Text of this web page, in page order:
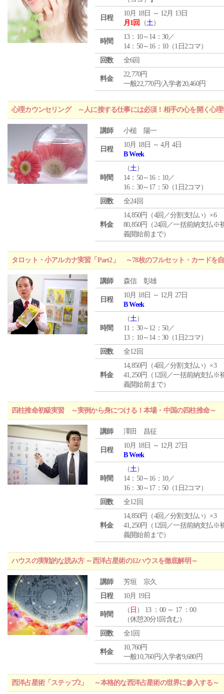
日程
10月 18日 ～ 12月 13日
月1回
（土）
時間
13：10～14：30／
14：50～16：10（1日2コマ）
回数
全6回
料金
22,770円
一般22,770円/入学者20,460円
心理カウンセリング ～人に接する仕事には必須！相手の心を開く心理
講師 小槌 陽一
日程
10月 18日 ～ 4月 4日
B Week
時間
（土）
14：50～16：10／
16：30～17：50（1日2コマ）
回数
全24回
料金
14,850円（4回／分割支払い）×6
80,850円（24回／一括前納支払※
義開始前まで）
タロット・小アルカナ実習「Part2」 ～78枚のフルセット・カードを
講師 森信 彰雄
日程
10月 18日 ～ 12月 27日
B Week
時間
（土）
11：30～12：50／
13：10～14：30（1日2コマ）
回数
全12回
料金
14,850円（4回／分割支払い）×3
41,250円（12回／一括前納支払※
義開始前まで）
四柱推命初級実習 ～実例から身につける！本場・中国の四柱推命～
講師 澤田 昌征
日程
10月 18日 ～ 12月 27日
B Week
時間
（土）
14：50～16：10／
16：30～17：50（1日2コマ）
回数
全12回
料金
14,850円（4回／分割支払い）×3
41,250円（12回／一括前納支払※
義開始前まで）
ハウスの実戦的な読み方 ～西洋占星術の12ハウスを徹底解明～
講師
芳垣 宗久
日程
10月 19日
時間
（ 日 ） 13 ：00 ～ 17 ：00
（休憩20分1回含む）
回数
全1回
料金
10,760円
一般10,760円/入学者9,680円
西洋占星術「ステップ2」 ～本格的な西洋占星術の世界に参入する～